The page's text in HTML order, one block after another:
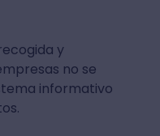
y
no se
informativo